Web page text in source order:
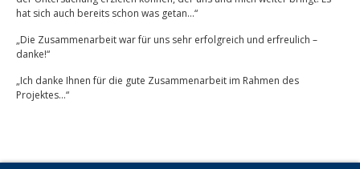
hat sich auch bereits schon was getan…“
„Die Zusammenarbeit war für uns sehr erfolgreich und erfreulich –
danke!“
„Ich danke Ihnen für die gute Zusammenarbeit im Rahmen des
Projektes…“